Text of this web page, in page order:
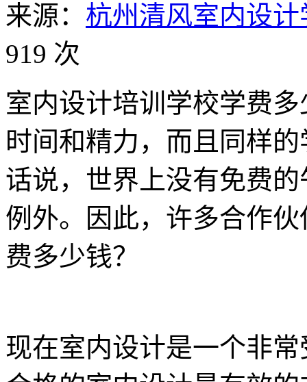
来源： 杭州清风室内设计
919 次
室内设计培训学校学费
时间和精力，而且同样
话说，世界上没有免费
例外。因此，许多合作
费多少钱？
现在室内设计是一个非